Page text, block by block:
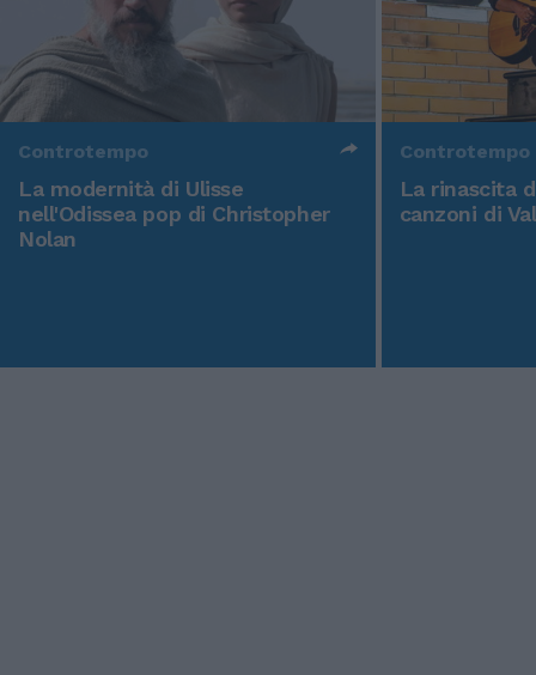
Controtempo
La modernità di Ulisse
nell'Odissea pop di Christopher
Nolan
Controtempo
La rinascita
canzoni di